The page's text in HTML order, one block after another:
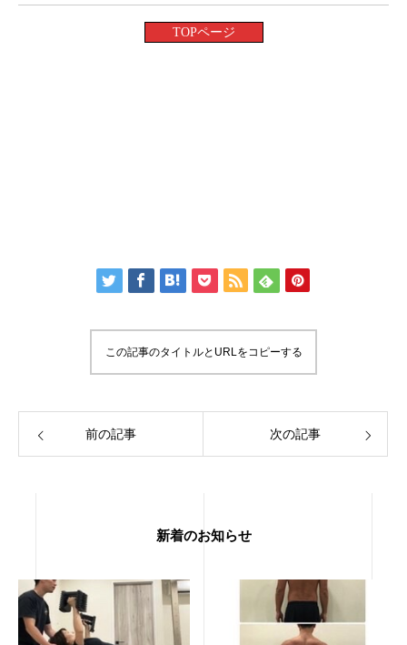
TOPページ
この記事のタイトルとURLをコピーする
前の記事 次の記事
新着のお知らせ